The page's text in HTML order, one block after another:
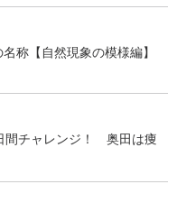
称【自然現象の模様編】
間チャレンジ！ 奥田は痩